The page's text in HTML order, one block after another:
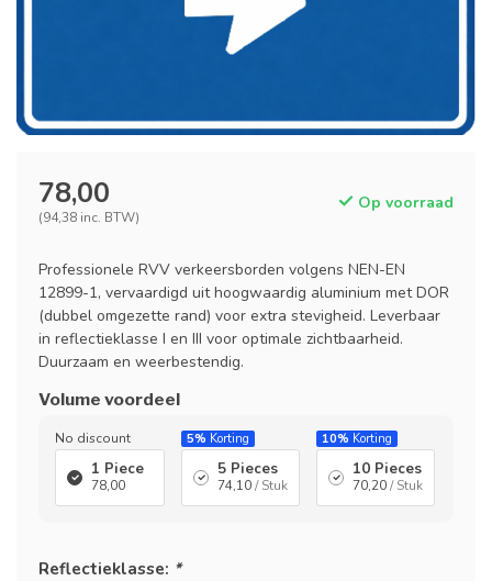
78,00
(94,38 inc. BTW)
Op voorraad
Professionele RVV verkeersborden volgens NEN-EN
12899-1, vervaardigd uit hoogwaardig aluminium met DOR
(dubbel omgezette rand) voor extra stevigheid. Leverbaar
in reflectieklasse I en III voor optimale zichtbaarheid.
Duurzaam en weerbestendig.
Volume voordeel
No discount
1 Piece
78,00
5% Korting
5 Pieces
74,10/ Stuk
10% Korting
10 Pieces
70,20/ Stuk
Reflectieklasse: *